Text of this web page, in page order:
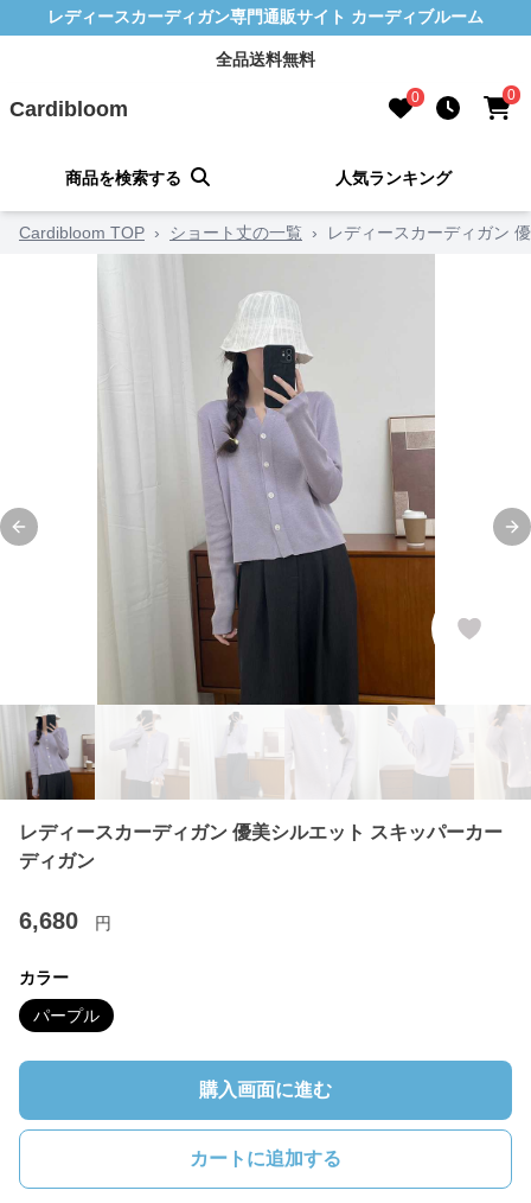
レディースカーディガン専門通販サイト カーディブルーム
全品送料無料
Cardibloom 0 0
商品を検索する 人気ランキング
Cardibloom TOP › ショート丈の一覧 › レディースカーディガン
Previous slide
レディースカーディガン 優美シルエット スキッパーカー
ディガン
6,680 円
カラー
パープル
購入画面に進む
カートに追加する